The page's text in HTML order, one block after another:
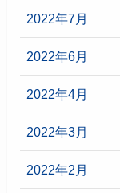
2022年7月
2022年6月
2022年4月
2022年3月
2022年2月